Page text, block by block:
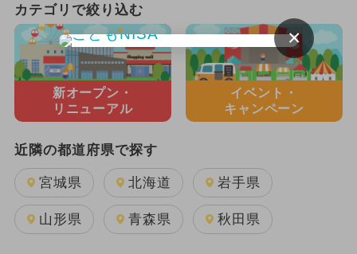
カテゴリで絞り込む
新オープン・
リニューアル
イベント・
キャンペーン
近隣の都道府県で探す
宮城県 北海道 岩手県
山形県 青森県 秋田県
×